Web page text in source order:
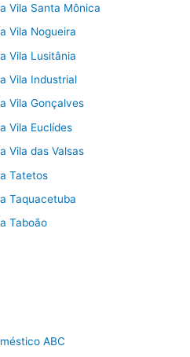
Vila Santa Mônica
Vila Nogueira
Vila Lusitânia
Vila Industrial
Vila Gonçalves
Vila Euclídes
Vila das Valsas
Tatetos
Taquacetuba
Taboão
ABC